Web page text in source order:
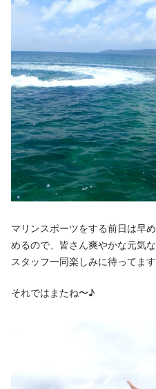
マリンスポーツをする前日は早
めるので、皆さん爽やかな元気
スタッフ一同楽しみに待ってま
それではまたね〜♪